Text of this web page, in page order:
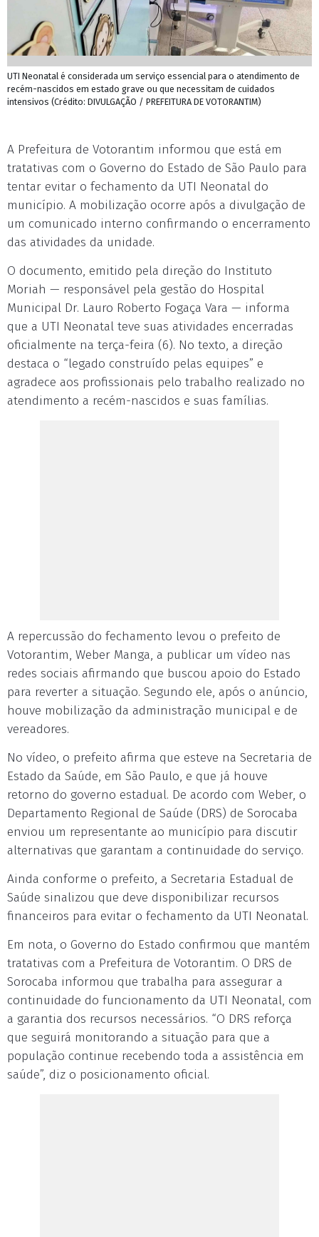
UTI Neonatal é considerada um serviço essencial para o atendimento de
recém-nascidos em estado grave ou que necessitam de cuidados
intensivos (Crédito: DIVULGAÇÃO / PREFEITURA DE VOTORANTIM)
A Prefeitura de Votorantim informou que está em
tratativas com o Governo do Estado de São Paulo para
tentar evitar o fechamento da UTI Neonatal do
município. A mobilização ocorre após a divulgação de
um comunicado interno confirmando o encerramento
das atividades da unidade.
O documento, emitido pela direção do Instituto
Moriah — responsável pela gestão do Hospital
Municipal Dr. Lauro Roberto Fogaça Vara — informa
que a UTI Neonatal teve suas atividades encerradas
oficialmente na terça-feira (6). No texto, a direção
destaca o “legado construído pelas equipes” e
agradece aos profissionais pelo trabalho realizado no
atendimento a recém-nascidos e suas famílias.
A repercussão do fechamento levou o prefeito de
Votorantim, Weber Manga, a publicar um vídeo nas
redes sociais afirmando que buscou apoio do Estado
para reverter a situação. Segundo ele, após o anúncio,
houve mobilização da administração municipal e de
vereadores.
No vídeo, o prefeito afirma que esteve na Secretaria de
Estado da Saúde, em São Paulo, e que já houve
retorno do governo estadual. De acordo com Weber, o
Departamento Regional de Saúde (DRS) de Sorocaba
enviou um representante ao município para discutir
alternativas que garantam a continuidade do serviço.
Ainda conforme o prefeito, a Secretaria Estadual de
Saúde sinalizou que deve disponibilizar recursos
financeiros para evitar o fechamento da UTI Neonatal.
Em nota, o Governo do Estado confirmou que mantém
tratativas com a Prefeitura de Votorantim. O DRS de
Sorocaba informou que trabalha para assegurar a
continuidade do funcionamento da UTI Neonatal, com
a garantia dos recursos necessários. “O DRS reforça
que seguirá monitorando a situação para que a
população continue recebendo toda a assistência em
saúde”, diz o posicionamento oficial.